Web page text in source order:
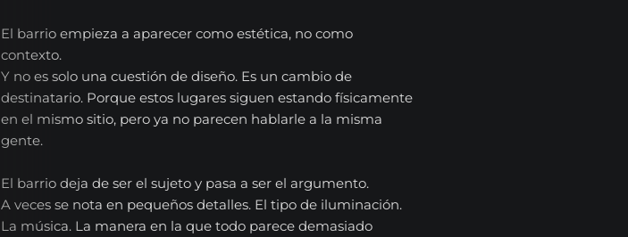
El barrio empieza a aparecer como estética, no como
contexto.
Y no es solo una cuestión de diseño. Es un cambio de
destinatario. Porque estos lugares siguen estando físicamente
en el mismo sitio, pero ya no parecen hablarle a la misma
gente.
El barrio deja de ser el sujeto y pasa a ser el argumento.
A veces se nota en pequeños detalles. El tipo de iluminación.
La música. La manera en la que todo parece demasiado